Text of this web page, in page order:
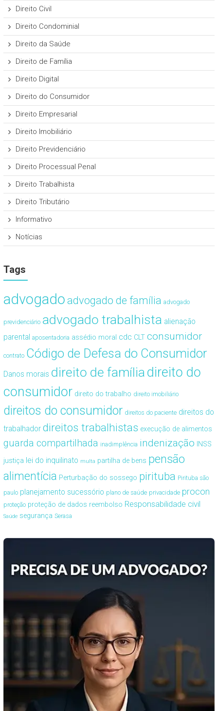
Direito Civil
Direito Condominial
Direito da Saúde
Direito de Família
Direito Digital
Direito do Consumidor
Direito Empresarial
Direito Imobiliário
Direito Previdenciário
Direito Processual Penal
Direito Trabalhista
Direito Tributário
Informativo
Notícias
Tags
advogado advogado de família advogado
previdenciário advogado trabalhista alienação
parental aposentadoria assédio moral cdc CLT consumidor
contrato Código de Defesa do Consumidor
Danos morais direito de famíliadireito do
consumidor direito do trabalho direito imobiliário
direitos do consumidor direitos do paciente direitos do
trabalhador direitos trabalhistas execução de alimentos
guarda compartilhada inadimplência indenização INSS
justiça lei do inquilinato multa partilha de bens pensão
alimentícia Perturbação do sossego pirituba Pirituba são
paulo planejamento sucessório plano de saúde privacidade procon
proteção proteção de dados reembolso Responsabilidade civil
Saúde segurança Serasa